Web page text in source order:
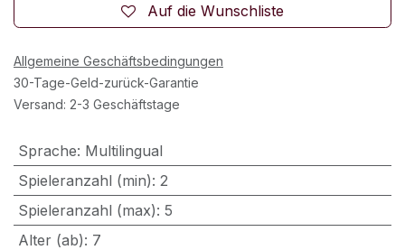
Auf die Wunschliste
Allgemeine Geschäftsbedingungen
30-Tage-Geld-zurück-Garantie
Versand: 2-3 Geschäftstage
Sprache: Multilingual
Spieleranzahl (min): 2
Spieleranzahl (max): 5
Alter (ab): 7